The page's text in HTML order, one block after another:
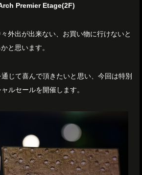
Premier Etage(2F)
外出が出来ない、お買い物に行けないと
と思います。
じて喜んで頂きたいと思い、今回は特別
ルセールを開催します。